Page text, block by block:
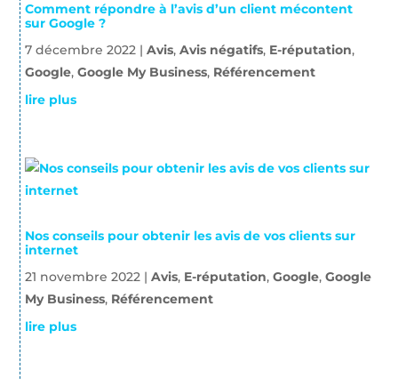
Comment répondre à l’avis d’un client mécontent
sur Google ?
7 décembre 2022| Avis, Avis négatifs, E-réputation,
Google, Google My Business, Référencement
lire plus
Nos conseils pour obtenir les avis de vos clients sur
internet
21 novembre 2022| Avis, E-réputation, Google, Google
My Business, Référencement
lire plus